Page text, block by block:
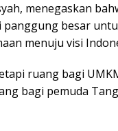
menegaskan
besar
menuju visi
ruang bagi
bagi pemuda